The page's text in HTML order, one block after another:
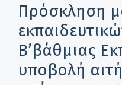
Πρόσκληση
Β’βάθμιας
υποβολή